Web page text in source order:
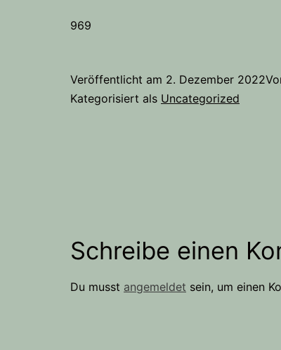
969
Veröffentlicht am 2. Dezember 2022
Kategorisiert als Uncategorized
Schreibe einen
Du musst angemeldet sein, um einen